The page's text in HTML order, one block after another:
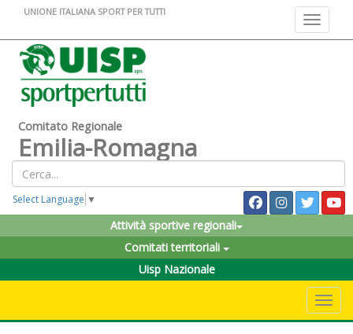
Toggle
UNIONE ITALIANA SPORT PER TUTTI
Comitato Regionale
Emilia-Romagna
Select Language ▼
Attività sportive regionali
Comitati territoriali
Uisp Nazionale